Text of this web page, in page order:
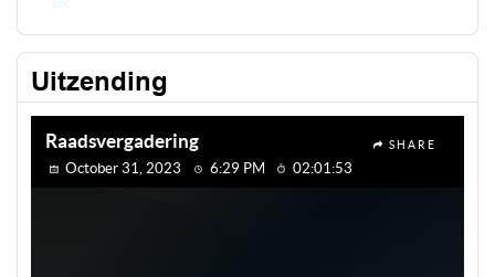
Uitzending